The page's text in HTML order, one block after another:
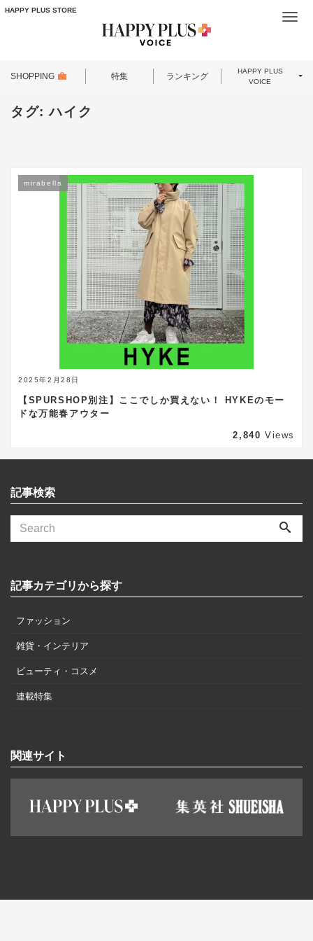
HAPPY PLUS STORE
SHOPPING 特集 ランキング
HAPPY PLUS
VOICE
タグ:ハイク
2025年2月28日
mirabella
【SPURSHOP別注】ここでしか買えない！ HYKEのモー
ドな万能春アウター
2,840 Views
記事検索
記事カテゴリから探す
ファッション
雑貨・インテリア
ビューティ・コスメ
連載特集
関連サイト